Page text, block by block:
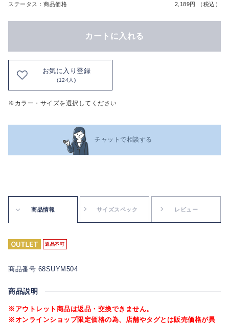
ステータス：商品価格 2,189円 （税込）
カートに入れる
お気に入り登録
(124人)
※カラー・サイズを選択してください
チャットで相談する
商品情報 サイズスペック レビュー
返品不可
商品番号 68SUYM504
商品説明
※アウトレット商品は返品・交換できません。
※オンラインショップ限定価格の為、店舗やタグとは販売価格が異